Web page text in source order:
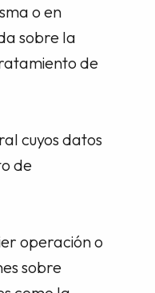
o en
sobre la
de
cuyos datos
de
operación o
sobre